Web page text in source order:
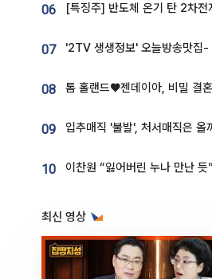
06
07
08
09
10
최신 영상